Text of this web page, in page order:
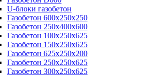
U-блоки газобетон
Газобетон 600x250x250
Газобетон 250x400x600
Газобетон 100х250х625
Газобетон 150х250х625
Газобетон 625х250х200
Газобетон 250х250х625
Газобетон 300х250х625